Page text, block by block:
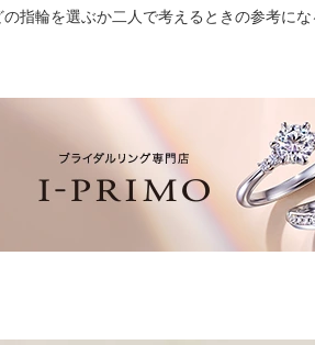
指輪を選ぶか二人で考えるときの参考に